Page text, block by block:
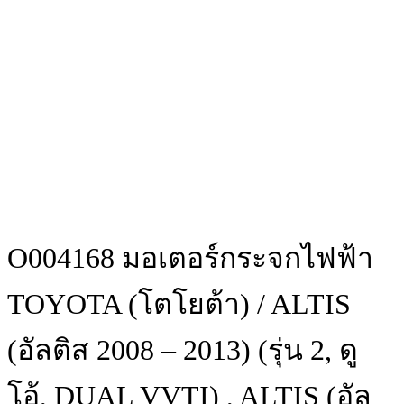
O004168 มอเตอร์กระจกไฟฟ้า
TOYOTA (โตโยต้า) / ALTIS
(อัลติส 2008 – 2013) (รุ่น 2, ดู
โอ้, DUAL VVTI) , ALTIS (อัล